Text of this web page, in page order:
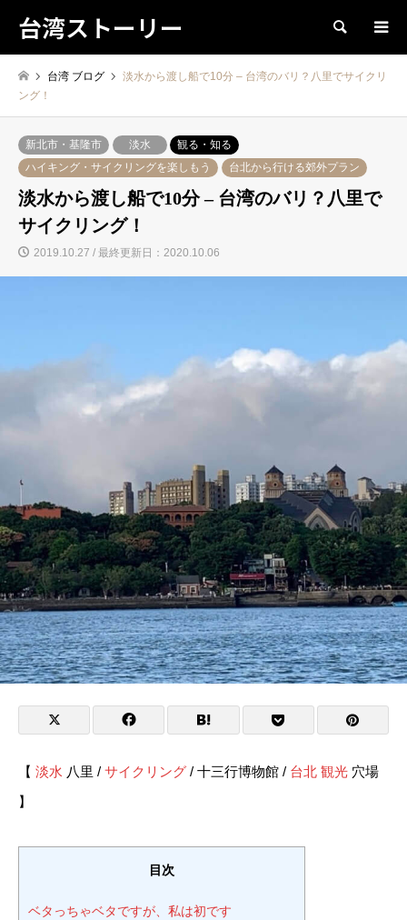
台湾ストーリー 検索
台湾 ブログ
淡水から渡し船で10分 – 台湾のバリ？八里でサイクリ
ング！
新北市・基隆市 淡水
観る・知る
ハイキング・サイクリングを楽しもう
台北から行ける郊外プラン
淡水から渡し船で10分 – 台湾のバリ？八里で
サイクリング！
2019.10.27 / 最終更新日：2020.10.06
【 淡水 八里 / サイクリング / 十三行博物館 / 台北 観光 穴場
】
目次
ベタっちゃベタですが、私は初です